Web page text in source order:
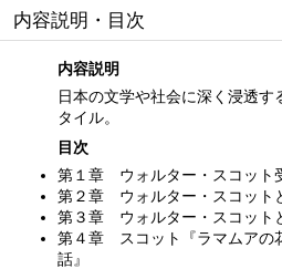
内容説明・目次
内容説明
日本の文学や社会に深く浸透す
タイル。
目次
第１章 ウォルター・スコット
第２章 ウォルター・スコット
第３章 ウォルター・スコット
第４章 スコット『ラマムアの
話』